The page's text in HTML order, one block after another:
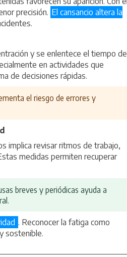
precisión. El cansancio altera la
y se enlentece el tiempo de
en actividades que
de decisiones rápidas.
el riesgo de errores y
implica revisar ritmos de trabajo,
medidas permiten recuperar
breves y periódicas ayuda a
. Reconocer la fatiga como
sostenible.